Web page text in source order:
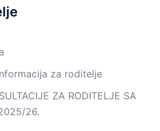
za roditelje
ZA RODITELJE SA
26.